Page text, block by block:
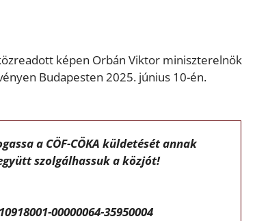
képen Orbán Viktor miniszterelnök
Budapesten 2025. június 10-én.
a CÖF-CÖKA küldetését annak
szolgálhassuk a közjót!
00000064-35950004